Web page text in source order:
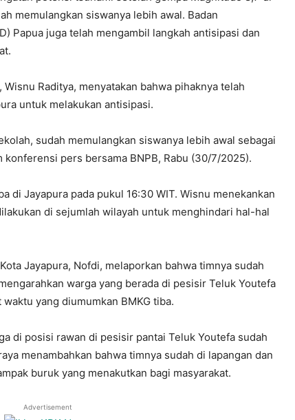
memulangkan siswanya lebih awal. Badan
Papua juga telah mengambil langkah antisipasi dan
Raditya, menyatakan bahwa pihaknya telah
untuk melakukan antisipasi.
sudah memulangkan siswanya lebih awal sebagai
konferensi pers bersama BNPB, Rabu (30/7/2025).
di Jayapura pada pukul 16:30 WIT. Wisnu menekankan
di sejumlah wilayah untuk menghindari hal-hal
Jayapura, Nofdi, melaporkan bahwa timnya sudah
warga yang berada di pesisir Teluk Youtefa
yang diumumkan BMKG tiba.
di posisi rawan di pesisir pantai Teluk Youtefa sudah
menambahkan bahwa timnya sudah di lapangan dan
buruk yang menakutkan bagi masyarakat.
Advertisement